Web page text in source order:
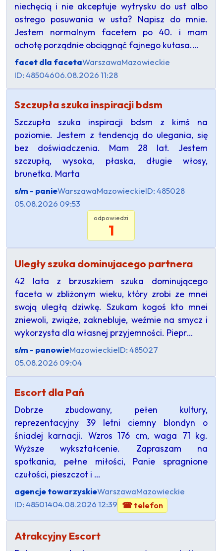
niechęcią i nie akceptuje wytrysku do ust albo
ostrego posuwania w usta? Napisz do mnie.
Jestem normalnym facetem po 40. i mam
ochotę porządnie obciągnąć fajnego kutasa.…
facet dla facetaWarszawaMazowieckie
ID: 48504606.08.2026 11:28
Szczupła szuka inspiracji bdsm
Szczupła szuka inspiracji bdsm z kimś na
poziomie. Jestem z tendencją do ulegania, się
bez doświadczenia. Mam 28 lat. Jestem
szczupłą, wysoka, płaska, długie włosy,
brunetka. Marta
s/m - panieWarszawaMazowieckieID: 485028
05.08.2026 09:53
odpowiedzi
1
Uległy szuka dominujacego partnera
42 lata z brzuszkiem szuka dominującego
faceta w zbliżonym wieku, który zrobi ze mnei
swoją uległą dziwkę. Szukam kogoś kto mnei
zniewoli, zwiąże, zaknebluje, weźmie na smycz i
wykorzysta dla własnej przyjemności. Piepr…
s/m - panowieMazowieckieID: 485027
05.08.2026 09:04
Escort dla Pań
Dobrze zbudowany, pełen kultury,
reprezentacyjny 39 letni ciemny blondyn o
śniadej karnacji. Wzros 176 cm, waga 71 kg.
Wyższe wykształcenie. Zapraszam na
spotkania, pełne miłości, Panie spragnione
czułości, pieszczot i …
agencje towarzyskieWarszawaMazowieckie
ID: 48501404.08.2026 12:39 ☎ telefon
Atrakcyjny Escort